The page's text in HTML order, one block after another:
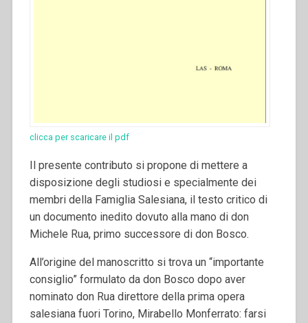
clicca per scaricare il pdf
Il presente contributo si propone di mettere a
disposizione degli studiosi e specialmente dei
membri della Famiglia Salesiana, il testo critico di
un documento inedito dovuto alla mano di don
Michele Rua, primo successore di don Bosco.
All’origine del manoscritto si trova un “importante
consiglio” formulato da don Bosco dopo aver
nominato don Rua direttore della prima opera
salesiana fuori Torino, Mirabello Monferrato: farsi